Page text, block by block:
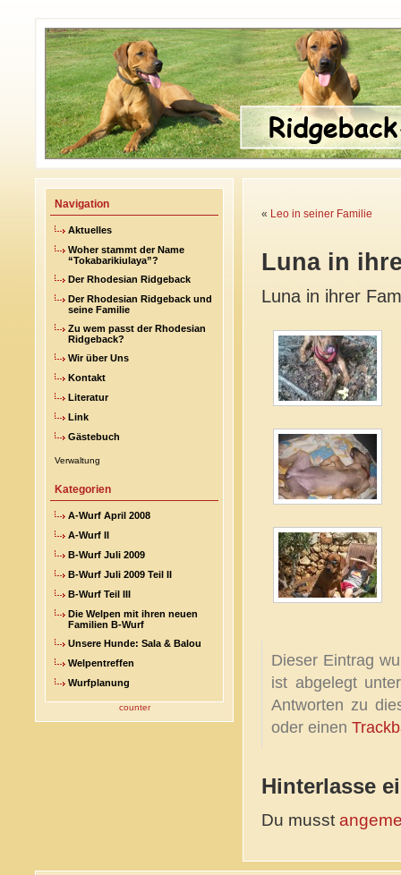
« Leo in seiner Familie
Luna in
Luna in ihrer
Dieser Eintrag
ist abgelegt
Antworten zu
oder einen
Hinterlasse
Du musst
Navigation
Aktuelles
Woher stammt der Name
“Tokabarikiulaya”?
Der Rhodesian Ridgeback
Der Rhodesian Ridgeback und
seine Familie
Zu wem passt der Rhodesian
Ridgeback?
Wir über Uns
Kontakt
Literatur
Link
Gästebuch
Verwaltung
Kategorien
A-Wurf April 2008
A-Wurf II
B-Wurf Juli 2009
B-Wurf Juli 2009 Teil II
B-Wurf Teil III
Die Welpen mit ihren neuen
Familien B-Wurf
Unsere Hunde: Sala & Balou
Welpentreffen
Wurfplanung
counter